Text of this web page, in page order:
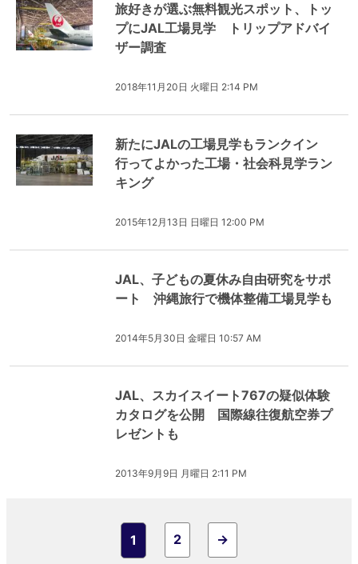
旅好きが選ぶ無料観光スポット、トッ
プにJAL工場見学 トリップアドバイ
ザー調査
2018年11月20日 火曜日 2:14 PM
新たにJALの工場見学もランクイン
行ってよかった工場・社会科見学ラン
キング
2015年12月13日 日曜日 12:00 PM
JAL、子どもの夏休み自由研究をサポ
ート 沖縄旅行で機体整備工場見学も
2014年5月30日 金曜日 10:57 AM
JAL、スカイスイート767の疑似体験
カタログを公開 国際線往復航空券プ
レゼントも
2013年9月9日 月曜日 2:11 PM
1 2 →